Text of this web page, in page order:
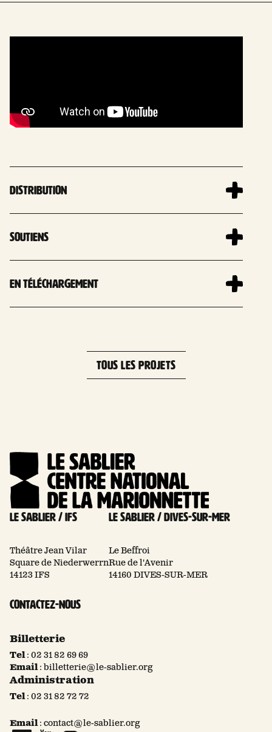
Distribution
Soutiens
En téléchargement
TOUS LES PROJETS
Le Sablier / Ifs
Théâtre Jean Vilar
Square de Niederwerrn
14123 IFS
Le Sablier / Dives-sur-mer
Le Beffroi
Rue de l'Avenir
14160 DIVES-SUR-MER
Contactez-nous
Billetterie
Tel: 02 31 82 69 69
Email:billetterie@le-sablier.org
Administration
Tel: 02 31 82 72 72
Email: contact@le-sablier.org